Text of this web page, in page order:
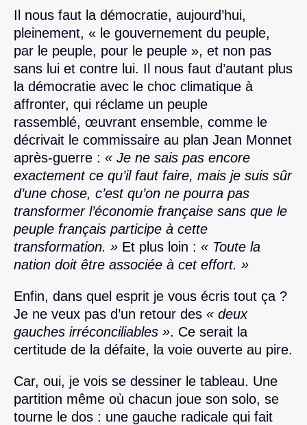
Il nous faut la démocratie, aujourd’hui,
pleinement, « le gouvernement du peuple,
par le peuple, pour le peuple », et non pas
sans lui et contre lui. Il nous faut d’autant plus
la démocratie avec le choc climatique à
affronter, qui réclame un peuple
rassemblé, œuvrant ensemble, comme le
décrivait le commissaire au plan Jean Monnet
après-guerre : « Je ne sais pas encore
exactement ce qu’il faut faire, mais je suis sûr
d’une chose, c’est qu’on ne pourra pas
transformer l’économie française sans que le
peuple français participe à cette
transformation. » Et plus loin : « Toute la
nation doit être associée à cet effort. »
Enfin, dans quel esprit je vous écris tout ça ?
Je ne veux pas d’un retour des « deux
gauches irréconciliables ». Ce serait la
certitude de la défaite, la voie ouverte au pire.
Car, oui, je vois se dessiner le tableau. Une
partition même où chacun joue son solo, se
tourne le dos : une gauche radicale qui fait